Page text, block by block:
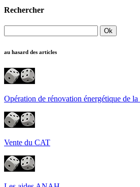
Rechercher
au hasard des articles
Opération de rénovation énergétique de
Vente du CAT